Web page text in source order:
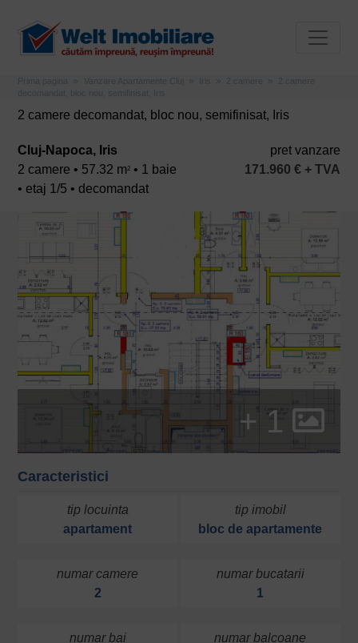
Prima pagina Vanzare Apartamente Cluj Iris 2 camere
2 camere
decomandat, bloc nou, semifinisat, Iris
2 camere decomandat, bloc nou, semifinisat, Iris
Cluj-Napoca, Iris
2 camere • 57.32 m2 • 1 baie
• etaj 1/5 • decomandat
pret vanzare
171.960 € + TVA
+ 1
Caracteristici
tip locuinta
apartament
tip imobil
bloc de apartamente
numar camere
2
numar bucatarii
1
numar bai
numar balcoane